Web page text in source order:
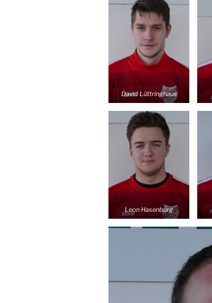
David Lüttringhaus
Leon Hasenburg